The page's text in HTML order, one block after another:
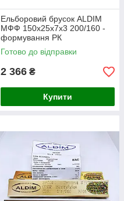
Ельборовий брусок ALDIM
МФФ 150х25х7х3 200/160 -
формування РК
Готово до відправки
2 366 ₴
Купити